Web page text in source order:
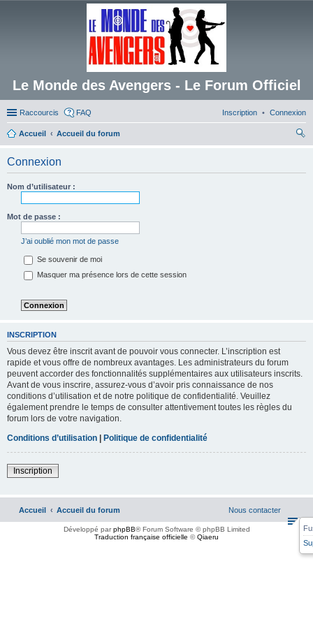
Le Monde des Avengers - Le Forum Officiel
Raccourcis FAQ Connexion
Inscription
Accueil
Accueil du forum
Connexion
Nom d’utilisateur :
Mot de passe :
J’ai oublié mon mot de passe
Se souvenir de moi
Masquer ma présence lors de cette session
INSCRIPTION
Vous devez être inscrit avant de pouvoir vous connecter. L’inscription est
rapide et vous offre de nombreux avantages. Les administrateurs du forum
peuvent accorder des fonctionnalités supplémentaires aux utilisateurs inscrits.
Avant de vous inscrire, assurez-vous d’avoir pris connaissance de nos
conditions d’utilisation et de notre politique de confidentialité. Veuillez
également prendre le temps de consulter attentivement toutes les règles du
forum lors de votre navigation.
Conditions d’utilisation | Politique de confidentialité
Inscription
Accueil Accueil du forum Nous contacter
Développé parphpBB® Forum Software © phpBB Limited
Traduction française officielle ©Qiaeru